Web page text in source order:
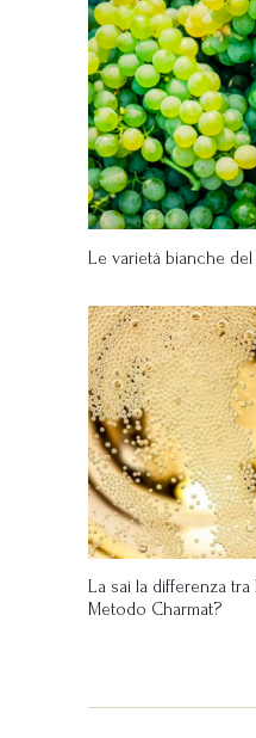
Le varietà bianche del
La sai la differenza
Metodo Charmat?